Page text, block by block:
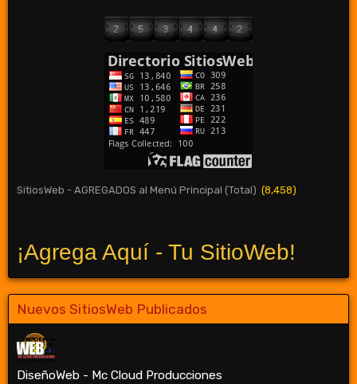
SitiosWeb - AGREGADOS al Menú Principal (Total) (8,458)
¡Agrega Aquí - Tu SitioWeb!
Nuevos SitiosWeb Publicados
DiseñoWeb - Mc Cloud Producciones